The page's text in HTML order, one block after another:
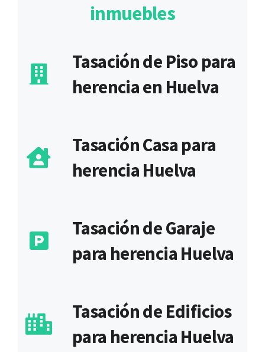
inmuebles
Tasación de Piso para
herencia en Huelva
Tasación Casa para
herencia Huelva
Tasación de Garaje
para herencia Huelva
Tasación de Edificios
para herencia Huelva